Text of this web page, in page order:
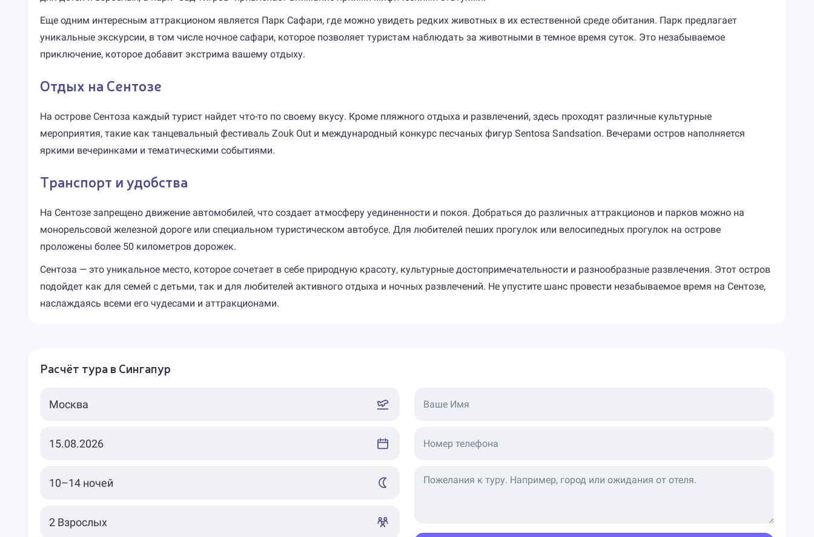
Еще одним интересным аттракционом является Парк Сафари, где можно увидеть редких животных в их естественной среде обитания. Парк предлагает
уникальные экскурсии, в том числе ночное сафари, которое позволяет туристам наблюдать за животными в темное время суток. Это незабываемое
приключение, которое добавит экстрима вашему отдыху.
Отдых на Сентозе
На острове Сентоза каждый турист найдет что-то по своему вкусу. Кроме пляжного отдыха и развлечений, здесь проходят различные культурные
мероприятия, такие как танцевальный фестиваль Zouk Out и международный конкурс песчаных фигур Sentosa Sandsation. Вечерами остров наполняется
яркими вечеринками и тематическими событиями.
Транспорт и удобства
На Сентозе запрещено движение автомобилей, что создает атмосферу уединенности и покоя. Добраться до различных аттракционов и парков можно на
монорельсовой железной дороге или специальном туристическом автобусе. Для любителей пеших прогулок или велосипедных прогулок на острове
проложены более 50 километров дорожек.
Сентоза — это уникальное место, которое сочетает в себе природную красоту, культурные достопримечательности и разнообразные развлечения. Этот остров
подойдет как для семей с детьми, так и для любителей активного отдыха и ночных развлечений. Не упустите шанс провести незабываемое время на Сентозе,
наслаждаясь всеми его чудесами и аттракционами.
Расчёт тура в Сингапур
Ваше Имя
Номер телефона